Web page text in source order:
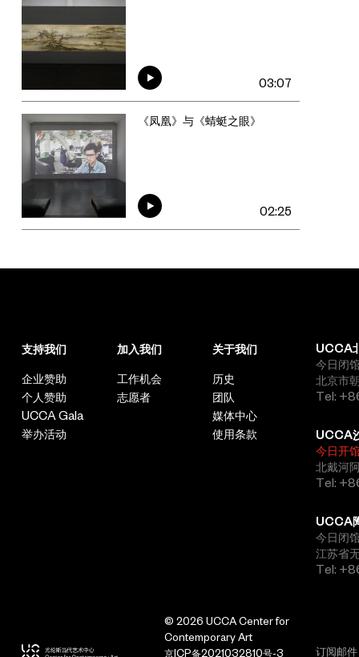
03:07
《凤凰》与《蜻蜓之眼》
02:25
支持我们
企业赞助
个人赞助
UCCA Gala
举办活动
加入我们
工作机会
志愿者
关于我们
历史
团队
媒体中心
使用条款
UCCA
今日闭
北京市
Tel:
UCCA
今日开
北戴河
Tel:
UCCA
今日闭
江苏省
Tel:
© 2026 UCCA Center for
Contemporary Art
京ICP备2021032810号-3